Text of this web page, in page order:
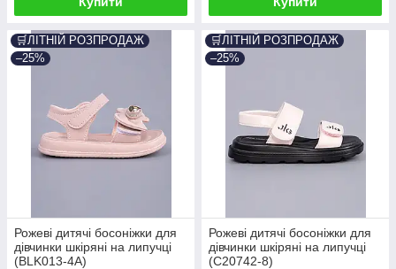
🛒ЛІТНІЙ РОЗПРОДАЖ
–25%
Рожеві дитячі босоніжки для
дівчинки шкіряні на липучці
(BLK013-4A)
🛒ЛІТНІЙ РОЗПРОДАЖ
–25%
Рожеві дитячі босоніжки для
дівчинки шкіряні на липучці
(C20742-8)